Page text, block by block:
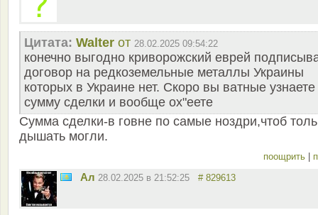
Цитата: Walter от 28.02.2025 09:54:22
конечно выгодно криворожский еврей
договор на редкоземельные металлы Украины
которых в Украине нет. Скоро вы ватные узнаете
сумму сделки и вообще ох"еете
Сумма сделки-в говне по самые ноздри,чтоб
дышать могли.
поощрить
Ал 28.02.2025 в 21:52:25 # 829613